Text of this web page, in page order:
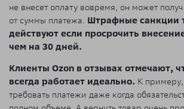
не внесет оплату вовремя, он может
от суммы платежа. Штрафные санкции
действуют если просрочить
чем на 30 дней.
Клиенты Ozon в отзывах отмечают,
всегда работает идеально. К примеру,
требовать платежи даже когда